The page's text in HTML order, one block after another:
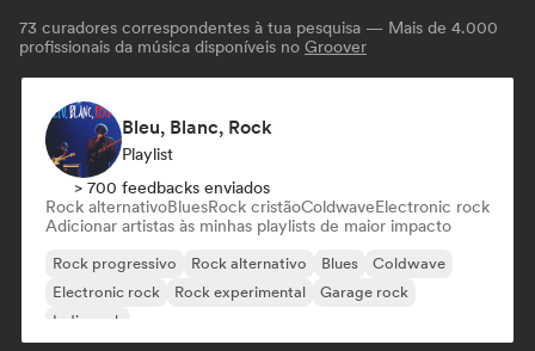
73 curadores correspondentes à tua pesquisa — Mais de 4.000
profissionais da música disponíveis no Groover
Bleu, Blanc, Rock
Playlist
> 700 feedbacks enviados
Rock alternativoBluesRock cristãoColdwaveElectronic rock
Adicionar artistas às minhas playlists de maior impacto
Rock progressivo Rock alternativo Blues
Coldwave
Electronic rock
Rock experimental
Garage rock
Indie rock